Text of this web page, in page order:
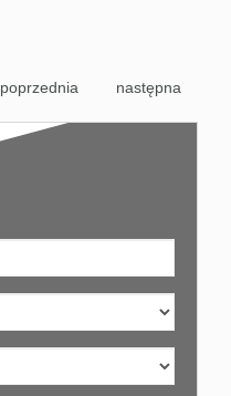
poprzednia następna